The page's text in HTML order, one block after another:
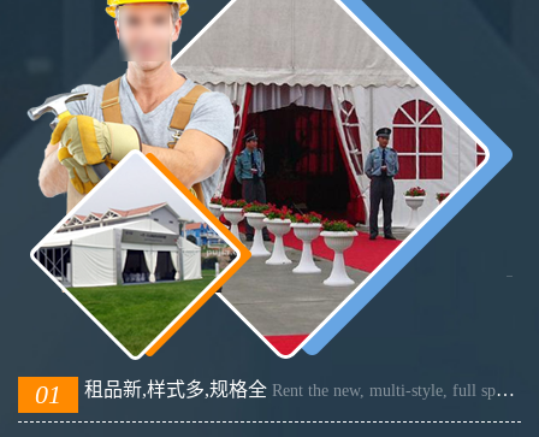
01 租品新,样式多,规格全 Rent the new, multi-style, full specifications